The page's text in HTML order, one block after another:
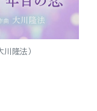
川隆法）